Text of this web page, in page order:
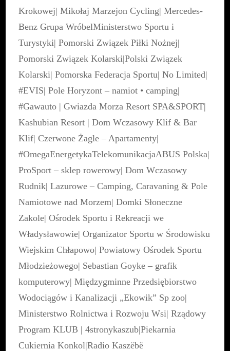
Krokowej|Mikołaj Marzejon Cycling|Mercedes-
Benz Grupa WróbelMinisterstwo Sportu i
Turystyki|Pomorski Związek Piłki Nożnej|
Pomorski Związek Kolarski|Polski Związek
Kolarski|Pomorska Federacja Sportu|No Limited|
#EVIS|Pole Horyzont – namiot • camping|
#Gawauto |Gwiazda Morza Resort SPA&SPORT|
Kashubian Resort |Dom Wczasowy Klif & Bar
Klif|Czerwone Żagle – Apartamenty|
#OmegaEnergetykaTelekomunikacjaABUS Polska|
ProSport – sklep rowerowy|Dom Wczasowy
Rudnik|Lazurowe – Camping, Caravaning & Pole
Namiotowe nad Morzem|Domki Słoneczne
Zakole|Ośrodek Sportu i Rekreacji we
Władysławowie|Organizator Sportu w Środowisku
Wiejskim Chłapowo|Powiatowy Ośrodek Sportu
Młodzieżowego| Sebastian Goyke – grafik
komputerowy|Międzygminne Przedsiębiorstwo
Wodociągów i Kanalizacji „Ekowik” Sp zoo|
Ministerstwo Rolnictwa i Rozwoju Wsi|Rządowy
Program KLUB |4stronykaszub|Piekarnia
Cukiernia Konkol|Radio Kaszëbë